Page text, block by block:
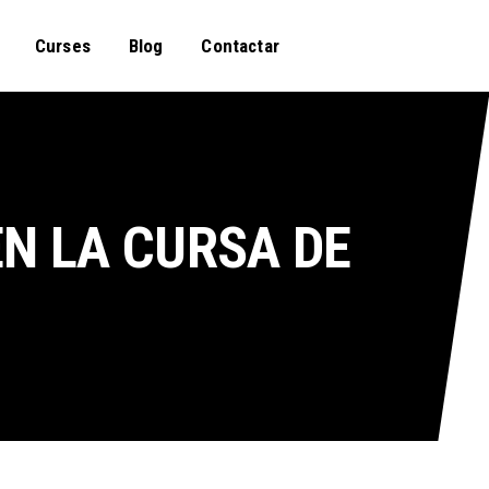
Curses Blog Contactar
LA CURSA DE